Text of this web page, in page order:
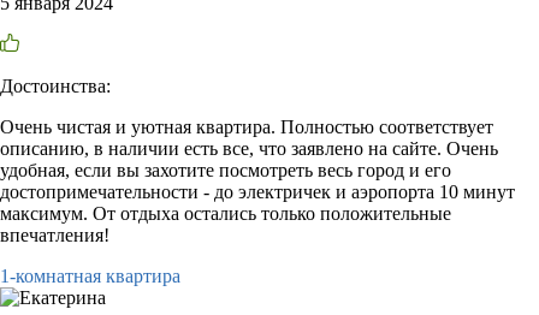
Достоинства:
Очень чистая и уютная квартира. Полностью соответствует
описанию, в наличии есть все, что заявлено на сайте. Очень
удобная, если вы захотите посмотреть весь город и его
достопримечательности - до электричек и аэропорта 10 минут
максимум. От отдыха остались только положительные
впечатления!
1-комнатная квартира